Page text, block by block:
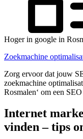
Hoger in google in
Zoekmachine
Zorg ervoor dat jouw
zoekmachine
Rosmalen‘ om een
Internet
vinden – tips